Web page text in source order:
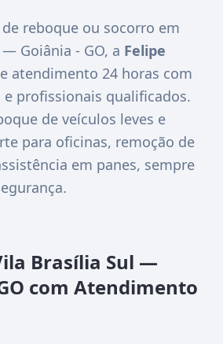
de reboque ou socorro em
Goiânia - GO, a Felipe
atendimento 24 horas com
profissionais qualificados.
de veículos leves e
para oficinas, remoção de
em panes, sempre
Brasília Sul —
com Atendimento